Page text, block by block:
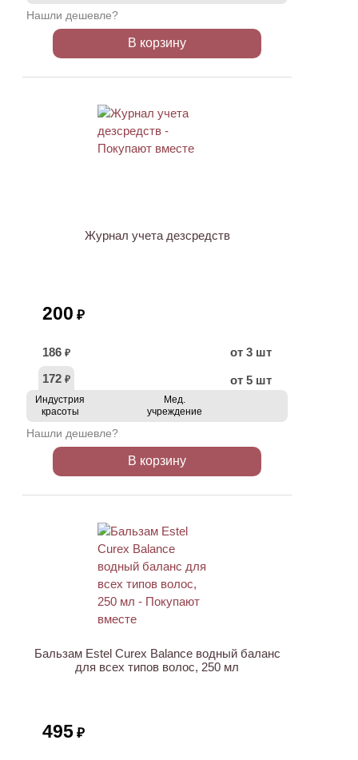
Нашли дешевле?
В корзину
Журнал учета дезсредств
200 ₽
186 ₽
от 3 шт
172 ₽ от 5 шт
Индустрия
красоты
Мед.
учреждение
Нашли дешевле?
В корзину
Бальзам Estel Curex Balance водный баланс
для всех типов волос, 250 мл
495 ₽